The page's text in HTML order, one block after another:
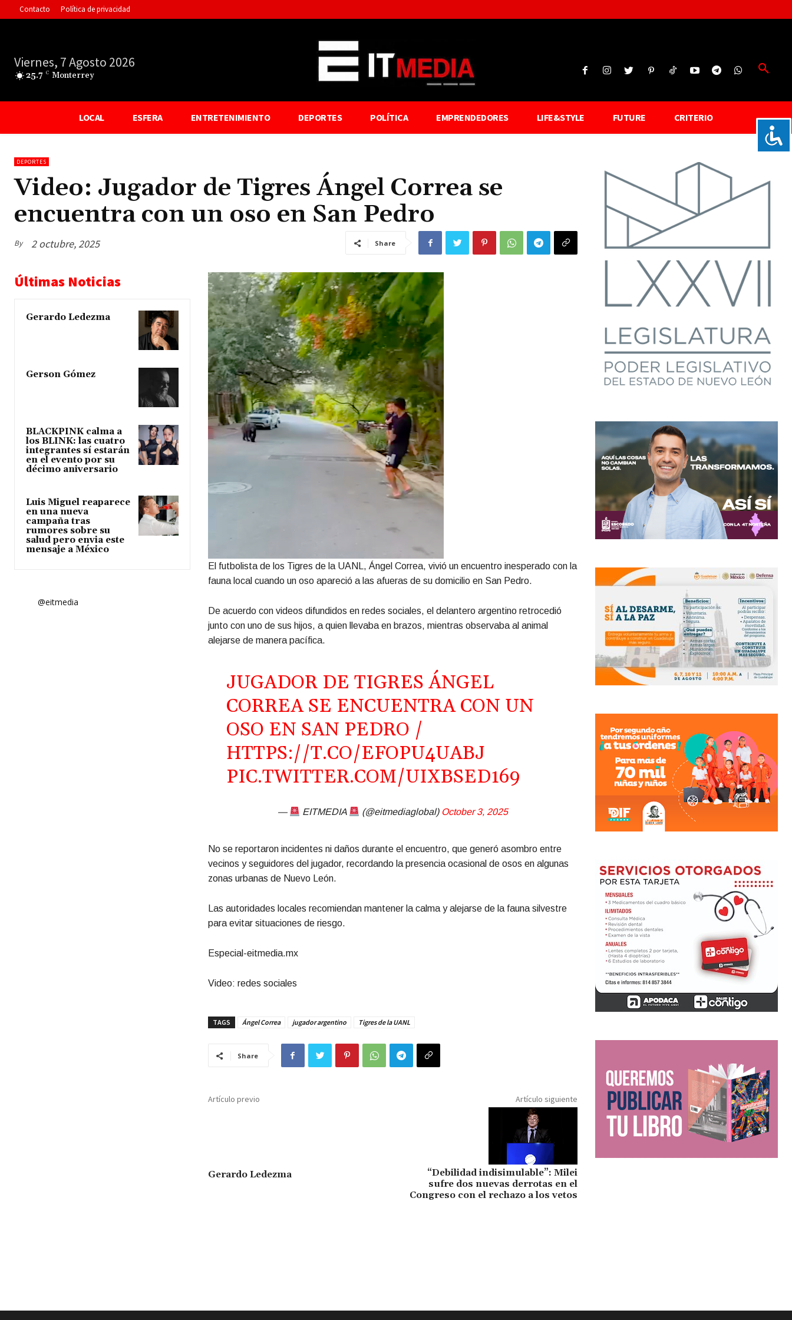
Contacto Política de privacidad
Viernes, 7 Agosto 2026
25.7 C Monterrey
LOCAL ESFERA ENTRETENIMIENTO DEPORTES POLÍTICA EMPRENDEDORES LIFE&STYLE FUTURE CRITERIO
DEPORTES
Video: Jugador de Tigres Ángel Correa se
encuentra con un oso en San Pedro
By 2 octubre, 2025 Share
Últimas Noticias
Gerardo Ledezma
Gerson Gómez
BLACKPINK calma a
los BLINK: las cuatro
integrantes sí estarán
en el evento por su
décimo aniversario
Luis Miguel reaparece
en una nueva
campaña tras
rumores sobre su
salud pero envia este
mensaje a México
@eitmedia
El futbolista de los Tigres de la UANL, Ángel Correa, vivió un encuentro inesperado con la
fauna local cuando un oso apareció a las afueras de su domicilio en San Pedro.
De acuerdo con videos difundidos en redes sociales, el delantero argentino retrocedió
junto con uno de sus hijos, a quien llevaba en brazos, mientras observaba al animal
alejarse de manera pacífica.
JUGADOR DE TIGRES ÁNGEL
CORREA SE ENCUENTRA CON UN
OSO EN SAN PEDRO /
HTTPS://T.CO/EFOPU4UABJ
PIC.TWITTER.COM/UIXBSED169
— EITMEDIA (@eitmediaglobal) October 3, 2025
No se reportaron incidentes ni daños durante el encuentro, que generó asombro entre
vecinos y seguidores del jugador, recordando la presencia ocasional de osos en algunas
zonas urbanas de Nuevo León.
Las autoridades locales recomiendan mantener la calma y alejarse de la fauna silvestre
para evitar situaciones de riesgo.
Especial-eitmedia.mx
Video: redes sociales
TAGS Ángel Correa jugador argentino Tigres de la UANL
Share
Artículo previo Artículo siguiente
“Debilidad indisimulable”: Milei
sufre dos nuevas derrotas en el
Congreso con el rechazo a los vetos